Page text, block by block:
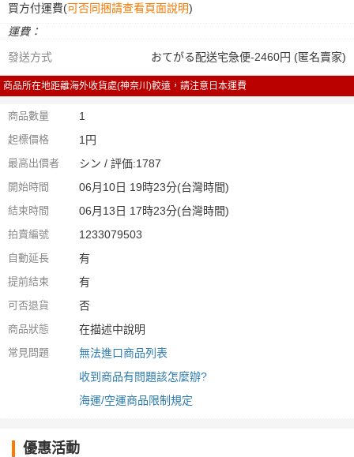
買方付運費(可否同捆請查看頁面說明)
運費：
發送方式
おてがる配送宅急便-2460円 (匿名賣家)
商品所在地距離海外收貨處(神奈川)較遠，請注意日本運費
商品數量 1
起標價格 1円
最高出價者 シン / 評価:1787
開始時間 06月10日 19時23分(台灣時間)
結束時間 06月13日 17時23分(台灣時間)
拍賣編號 1233079503
自動延長 有
提前結束 有
可否退貨 否
商品狀態 在描述中說明
常見問題
無法進口商品列表
收到商品有問題該怎麼辦?
海運/空運商品限制規定
優惠活動